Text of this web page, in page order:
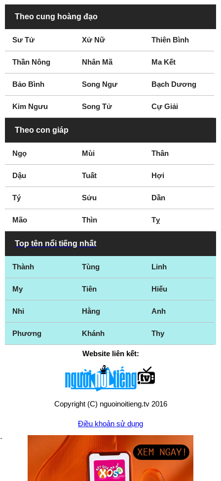
Theo cung hoàng đạo
Sư Tử Xử Nữ Thiên Bình
Thần Nông Nhân Mã Ma Kết
Bảo Bình Song Ngư Bạch Dương
Kim Ngưu Song Tử Cự Giải
Theo con giáp
Ngọ Mùi Thân
Dậu Tuất Hợi
Tý Sửu Dần
Mão Thìn Tỵ
Top tên nổi tiếng nhất
Thành Tùng Linh
My Tiên Hiếu
Nhi Hằng Anh
Phương Khánh Thy
Website liên kết:
Copyright (C) nguoinoitieng.tv 2016
Điều khoản sử dụng
Chính sách quyền riêng tư